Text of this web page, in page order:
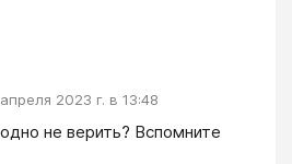
2023 г. в 13:48
не верить? Вспомните